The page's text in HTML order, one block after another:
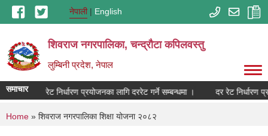
Skip to main contentनेपाली English
शिवराज नगरपालिका, चन्द्राैटा कपिलवस्तु
लुम्बिनी प्रदेश, नेपाल
समाचार दर रेट निर्धारण प्रयोजनका लागि दररेट गर्ने सम्बन्धमा । दर रेट निर्धारण
You are here
Home » शिवराज नगरपालिका शिक्षा योजना २०८२